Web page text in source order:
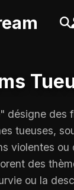
désigne des
tueuses,
violentes ou
des
ou la